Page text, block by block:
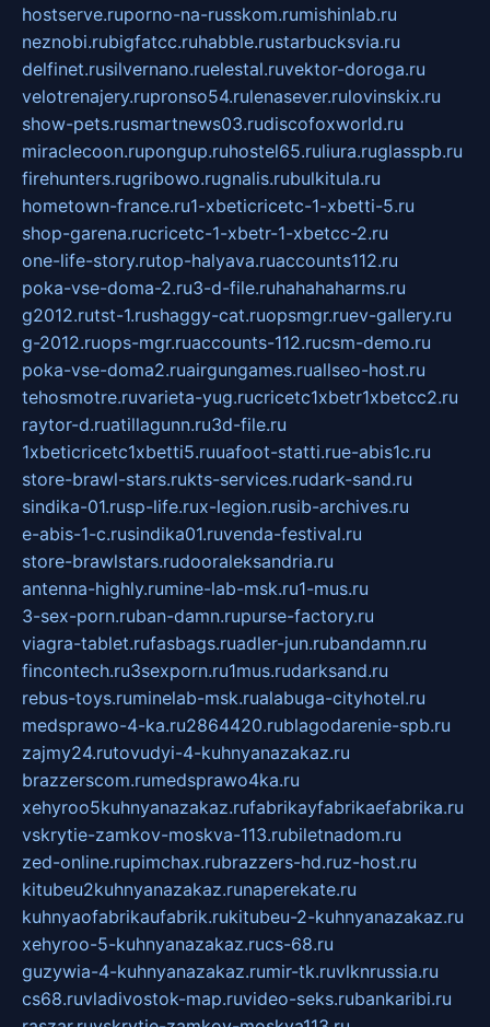
hostserve.ruporno-na-russkom.rumishinlab.ru
neznobi.rubigfatcc.ruhabble.rustarbucksvia.ru
delfinet.rusilvernano.ruelestal.ruvektor-doroga.ru
velotrenajery.rupronso54.rulenasever.rulovinskix.ru
show-pets.rusmartnews03.rudiscofoxworld.ru
miraclecoon.rupongup.ruhostel65.ruliura.ruglasspb.ru
firehunters.rugribowo.rugnalis.rubulkitula.ru
hometown-france.ru1-xbeticricetc-1-xbetti-5.ru
shop-garena.rucricetc-1-xbetr-1-xbetcc-2.ru
one-life-story.rutop-halyava.ruaccounts112.ru
poka-vse-doma-2.ru3-d-file.ruhahahaharms.ru
g2012.rutst-1.rushaggy-cat.ruopsmgr.ruev-gallery.ru
g-2012.ruops-mgr.ruaccounts-112.rucsm-demo.ru
poka-vse-doma2.ruairgungames.ruallseo-host.ru
tehosmotre.ruvarieta-yug.rucricetc1xbetr1xbetcc2.ru
raytor-d.ruatillagunn.ru3d-file.ru
1xbeticricetc1xbetti5.ruuafoot-statti.rue-abis1c.ru
store-brawl-stars.rukts-services.rudark-sand.ru
sindika-01.rusp-life.rux-legion.rusib-archives.ru
e-abis-1-c.rusindika01.ruvenda-festival.ru
store-brawlstars.rudooraleksandria.ru
antenna-highly.rumine-lab-msk.ru1-mus.ru
3-sex-porn.ruban-damn.rupurse-factory.ru
viagra-tablet.rufasbags.ruadler-jun.rubandamn.ru
fincontech.ru3sexporn.ru1mus.rudarksand.ru
rebus-toys.ruminelab-msk.rualabuga-cityhotel.ru
medsprawo-4-ka.ru2864420.rublagodarenie-spb.ru
zajmy24.rutovudyi-4-kuhnyanazakaz.ru
brazzerscom.rumedsprawo4ka.ru
xehyroo5kuhnyanazakaz.rufabrikayfabrikaefabrika.ru
vskrytie-zamkov-moskva-113.rubiletnadom.ru
zed-online.rupimchax.rubrazzers-hd.ruz-host.ru
kitubeu2kuhnyanazakaz.runaperekate.ru
kuhnyaofabrikaufabrik.rukitubeu-2-kuhnyanazakaz.ru
xehyroo-5-kuhnyanazakaz.rucs-68.ru
guzywia-4-kuhnyanazakaz.rumir-tk.ruvlknrussia.ru
cs68.ruvladivostok-map.ruvideo-seks.rubankaribi.ru